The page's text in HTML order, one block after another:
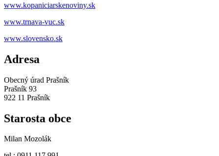
www.kopaniciarskenoviny.sk
www.trnava-vuc.sk
www.slovensko.sk
Adresa
Obecný úrad Prašník
Prašník 93
922 11 Prašník
Starosta obce
Milan Mozolák